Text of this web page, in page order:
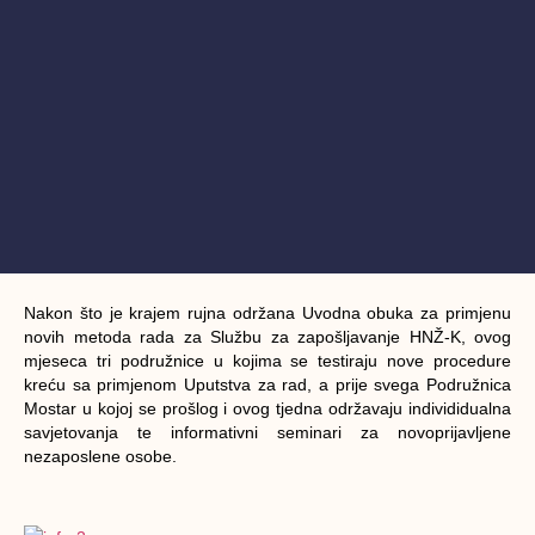
Nakon što je krajem rujna održana Uvodna obuka za primjenu
novih metoda rada za Službu za zapošljavanje HNŽ-K, ovog
mjeseca tri podružnice u kojima se testiraju nove procedure
kreću sa primjenom Uputstva za rad, a prije svega Podružnica
Mostar u kojoj se prošlog i ovog tjedna održavaju individidualna
savjetovanja te informativni seminari za novoprijavljene
nezaposlene osobe.